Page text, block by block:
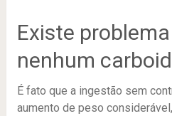
Existe
nenhum
É fato que a ingestão sem
aumento de peso